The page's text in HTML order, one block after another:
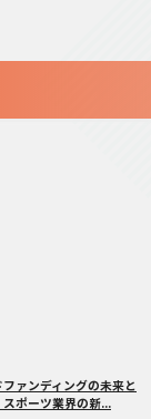
ァンディングの未来と
ポーツ業界の新...